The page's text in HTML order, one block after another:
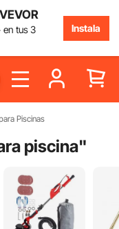
en tus 3
Instala
Piscinas
piscina"